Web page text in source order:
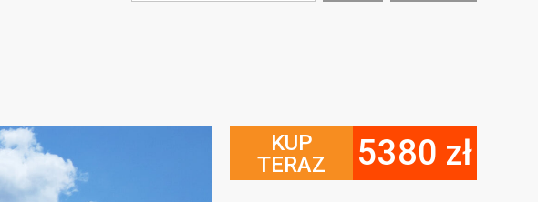
KUP
TERAZ
5380 zł